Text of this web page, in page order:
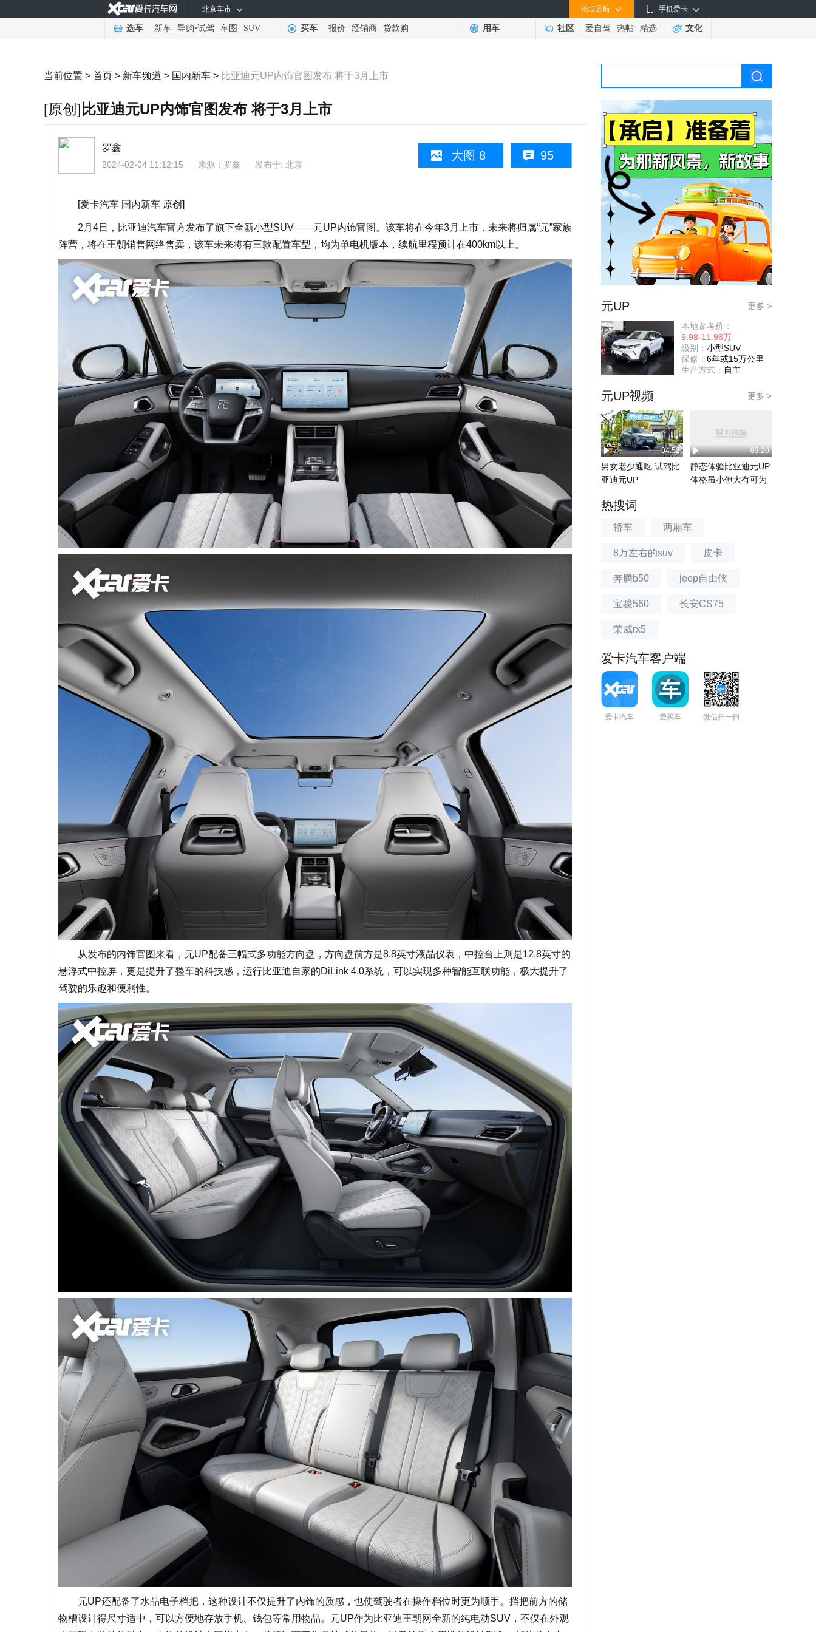
手机爱卡
论坛导航
北京车市
选车 新车 导购•试驾 车图 SUV 买车 报价 经销商 贷款购 用车 社区 爱自驾 热帖 精选 文化
当前位置 > 首页 > 新车频道 > 国内新车 > 比亚迪元UP内饰官图发布 将于3月上市
[原创] 比亚迪元UP内饰官图发布 将于3月上市
95
大图 8
罗鑫
2024-02-04 11:12:15 来源： 罗鑫 发布于: 北京
[爱卡汽车 国内新车 原创]
2月4日，比亚迪汽车官方发布了旗下全新小型SUV——元UP内饰官图。该车将在今年3月上市，未来将归属“元”家族
阵营，将在王朝销售网络售卖，该车未来将有三款配置车型，均为单电机版本，续航里程预计在400km以上。
从发布的内饰官图来看，元UP配备三幅式多功能方向盘，方向盘前方是8.8英寸液晶仪表，中控台上则是12.8英寸的
悬浮式中控屏，更是提升了整车的科技感，运行比亚迪自家的DiLink 4.0系统，可以实现多种智能互联功能，极大提升了
驾驶的乐趣和便利性。
元UP还配备了水晶电子档把，这种设计不仅提升了内饰的质感，也使驾驶者在操作档位时更为顺手。挡把前方的储
物槽设计得尺寸适中，可以方便地存放手机、钱包等常用物品。元UP作为比亚迪王朝网全新的纯电动SUV，不仅在外观
元UP 更多 >
本地参考价：
9.98-11.98万
级别： 小型SUV
保修： 6年或15万公里
生产方式： 自主
元UP视频 更多 >
04:52
男女老少通吃 试驾比
亚迪元UP
03:20
静态体验比亚迪元UP
体格虽小但大有可为
热搜词
轿车 两厢车
8万左右的suv 皮卡
奔腾b50 jeep自由侠
宝骏560 长安CS75
荣威rx5
爱卡汽车客户端
爱卡汽车 爱买车 微信扫一扫